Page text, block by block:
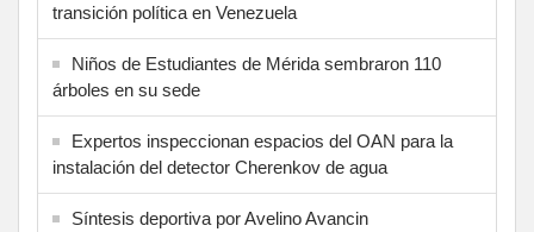
transición política en Venezuela
Niños de Estudiantes de Mérida sembraron 110
árboles en su sede
Expertos inspeccionan espacios del OAN para la
instalación del detector Cherenkov de agua
Síntesis deportiva por Avelino Avancin